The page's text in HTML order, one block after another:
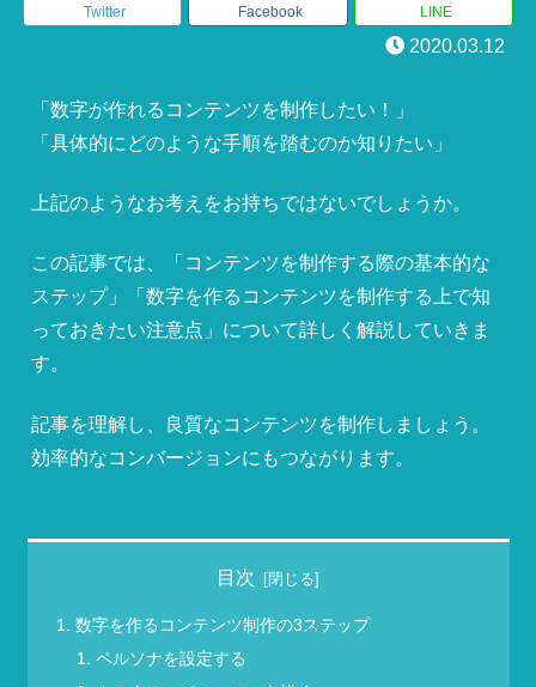
Twitter Facebook LINE
2020.03.12
「数字が作れるコンテンツを制作したい！」
「具体的にどのような手順を踏むのか知りたい」
上記のようなお考えをお持ちではないでしょうか。
この記事では、「コンテンツを制作する際の基本的な
ステップ」「数字を作るコンテンツを制作する上で知
っておきたい注意点」について詳しく解説していきま
す。
記事を理解し、良質なコンテンツを制作しましょう。
効率的なコンバージョンにもつながります。
目次
数字を作るコンテンツ制作の3ステップ
ペルソナを設定する